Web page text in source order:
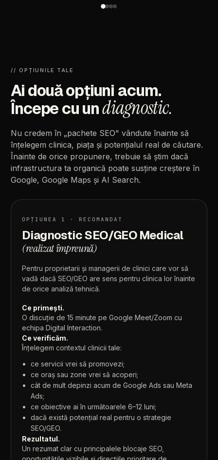
// OPȚIUNILE TALE
Aidouăopțiuni acum.
Începecuundiagnostic.
Nu credem în „pachete SEO" vândute înainte să
înțelegem clinica, piața și potențialul real de căutare.
Înainte de orice propunere, trebuie să știm dacă
infrastructura ta organică poate susține creștere în
Google, Google Maps și AI Search.
OPȚIUNEA 1 · RECOMANDAT
DiagnosticSEO/GEO Medical
(realizatîmpreună)
Pentru proprietarii și managerii de clinici care vor să
vadă dacă SEO/GEO are sens pentru clinica lor înainte
de orice analiză tehnică.
Ce primești.
O discuție de 15 minute pe Google Meet/Zoom cu
echipa Digital Interaction.
Ce verificăm.
Înțelegem contextul clinicii tale:
ce servicii vrei să promovezi;
ce oraș sau zone vrei să acoperi;
cât de mult depinzi acum de Google Ads sau Meta
Ads;
ce obiective ai în următoarele 6–12 luni;
dacă există potențial real pentru o strategie
SEO/GEO.
Rezultatul.
Un rezumat clar cu principalele blocaje SEO,